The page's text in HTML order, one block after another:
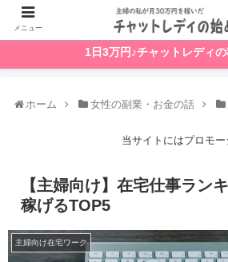
1日3万円♪チャットレディの
ホーム 女性の副業・お金の話
当サイトにはプロモー
【主婦向け】在宅仕事ラン
稼げるTOP5
主婦向け在宅ワーク
メニュー